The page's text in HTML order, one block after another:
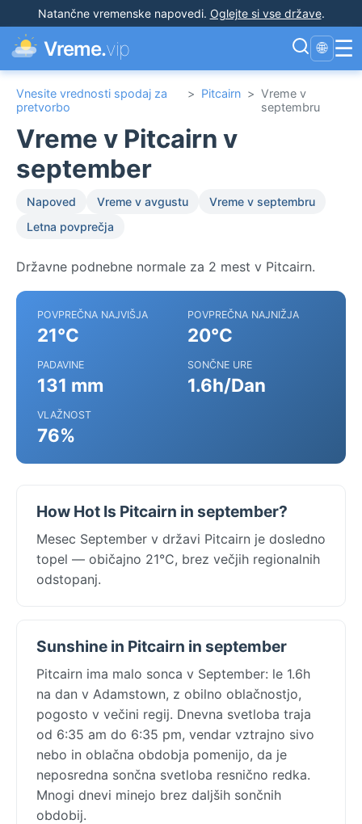
Natančne vremenske napovedi. Oglejte si vse države.
Vreme.vip 🌐 ☰
Vnesite vrednosti spodaj za
pretvorbo
> Pitcairn > Vreme v
septembru
Vreme v Pitcairn v
september
Napoved Vreme v avgustu
Vreme v septembru
Letna povprečja
Državne podnebne normale za 2 mest v Pitcairn.
POVPREČNA NAJVIŠJA
21°C
POVPREČNA NAJNIŽJA
20°C
PADAVINE
131 mm
SONČNE URE
1.6h/Dan
VLAŽNOST
76%
How Hot Is Pitcairn in september?
Mesec September v državi Pitcairn je dosledno
topel — običajno 21°C, brez večjih regionalnih
odstopanj.
Sunshine in Pitcairn in september
Pitcairn ima malo sonca v September: le 1.6h
na dan v Adamstown, z obilno oblačnostjo,
pogosto v večini regij. Dnevna svetloba traja
od 6:35 am do 6:35 pm, vendar vztrajno sivo
nebo in oblačna obdobja pomenijo, da je
neposredna sončna svetloba resnično redka.
Mnogi dnevi minejo brez daljših sončnih
obdobij.